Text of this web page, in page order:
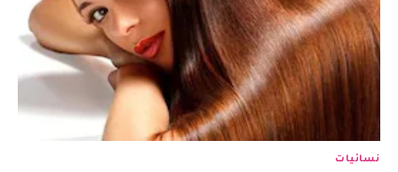
نسائيات